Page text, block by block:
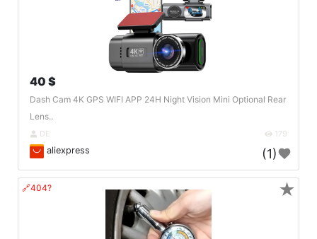
40 $
Dash Cam 4K GPS WIFI APP 24H Night Vision Mini Optional Rear
Lens..
DE 179
aliexpress (1)
🔗404? ★